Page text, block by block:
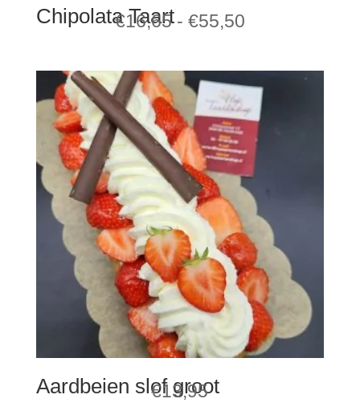
Chipolata Taart
€16,65 - €55,50Prijsklasse:
tot
€55,50
Aardbeien slof groot
€13,95